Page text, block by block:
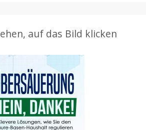
auf das Bild klicken